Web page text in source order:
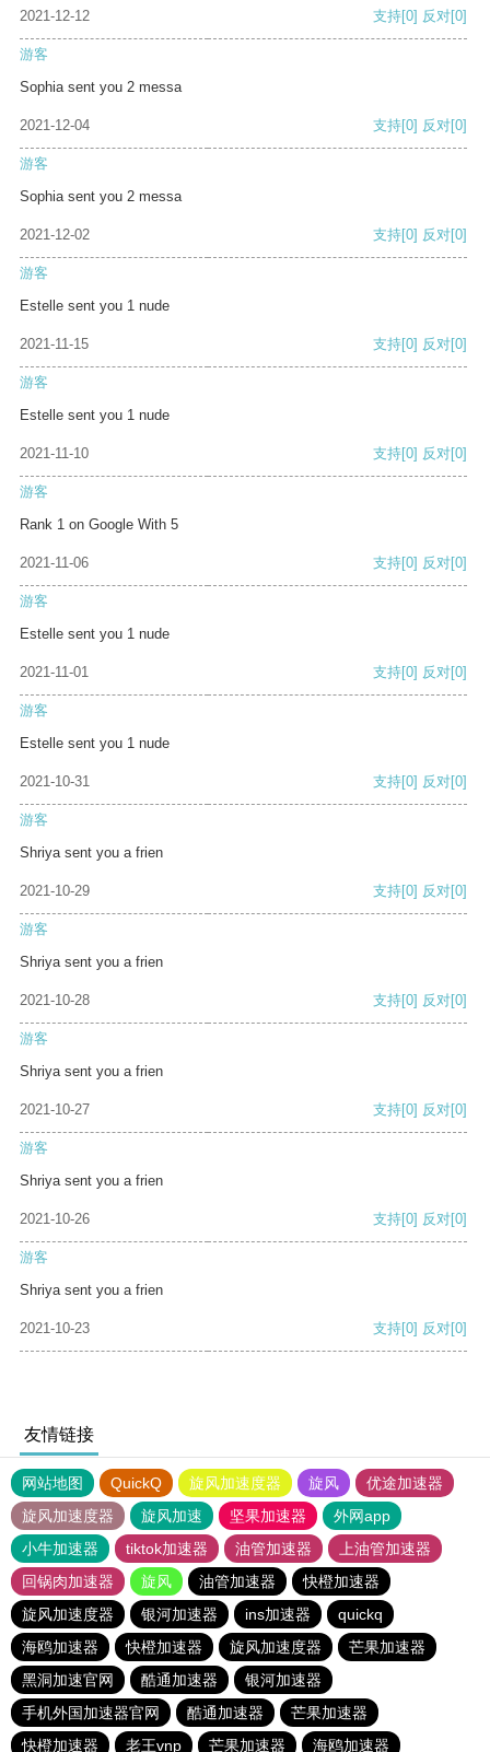
2021-12-12 支持[0] 反对[0]
游客
Sophia sent you 2 messa
2021-12-04 支持[0] 反对[0]
游客
Sophia sent you 2 messa
2021-12-02 支持[0] 反对[0]
游客
Estelle sent you 1 nude
2021-11-15 支持[0] 反对[0]
游客
Estelle sent you 1 nude
2021-11-10 支持[0] 反对[0]
游客
Rank 1 on Google With 5
2021-11-06 支持[0] 反对[0]
游客
Estelle sent you 1 nude
2021-11-01 支持[0] 反对[0]
游客
Estelle sent you 1 nude
2021-10-31 支持[0] 反对[0]
游客
Shriya sent you a frien
2021-10-29 支持[0] 反对[0]
游客
Shriya sent you a frien
2021-10-28 支持[0] 反对[0]
游客
Shriya sent you a frien
2021-10-27 支持[0] 反对[0]
游客
Shriya sent you a frien
2021-10-26 支持[0] 反对[0]
游客
Shriya sent you a frien
2021-10-23 支持[0] 反对[0]
友情链接
网站地图 QuickQ 旋风加速度器 旋风
优途加速器
旋风加速度器
旋风加速 坚果加速器
外网app
小牛加速器
tiktok加速器 油管加速器
上油管加速器
回锅肉加速器
旋风 油管加速器
快橙加速器
旋风加速度器
银河加速器 ins加速器
quickq
海鸥加速器
快橙加速器 旋风加速度器
芒果加速器
黑洞加速官网
酷通加速器
银河加速器
手机外国加速器官网
酷通加速器
芒果加速器
快橙加速器
老王vnp 芒果加速器 海鸥加速器